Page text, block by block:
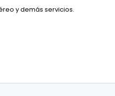
y demás servicios.